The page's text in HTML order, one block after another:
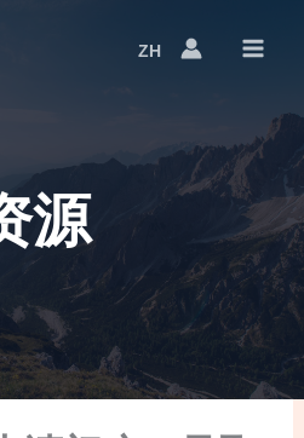
ZH
语
源